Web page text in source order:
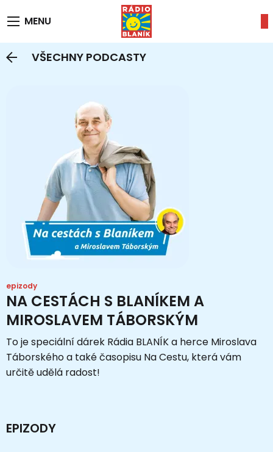
MENU
VŠECHNY PODCASTY
epizody
NA CESTÁCH S BLANÍKEM A
MIROSLAVEM TÁBORSKÝM
To je speciální dárek Rádia BLANÍK a herce Miroslava
Táborského a také časopisu Na Cestu, která vám
určitě udělá radost!
EPIZODY